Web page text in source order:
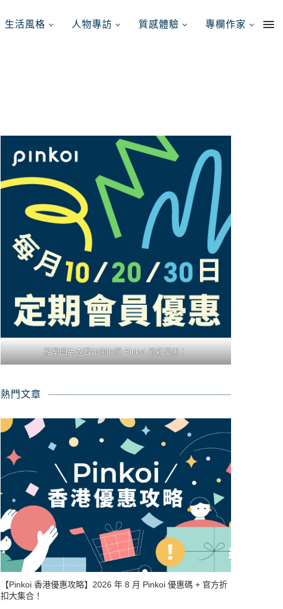
生活風格 人物專訪 質感體驗 專欄作家
點擊圖片查看如何取得 Pinkoi 最新優惠！
熱門文章
【Pinkoi 香港優惠攻略】2026 年 8 月 Pinkoi 優惠碼 + 官方折
扣大集合！